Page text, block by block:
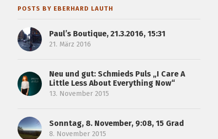
POSTS BY EBERHARD LAUTH
Paul’s Boutique, 21.3.2016, 15:31
21. März 2016
Neu und gut: Schmieds Puls „I Care A
Little Less About Everything Now“
13. November 2015
Sonntag, 8. November, 9:08, 15 Grad
8. November 2015